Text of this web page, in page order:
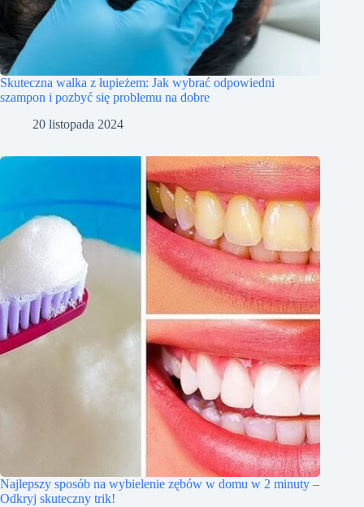
Skuteczna walka z łupieżem: Jak wybrać odpowiedni
szampon i pozbyć się problemu na dobre
20 listopada 2024
Najlepszy sposób na wybielenie zębów w domu w 2 minuty –
Odkryj skuteczny trik!